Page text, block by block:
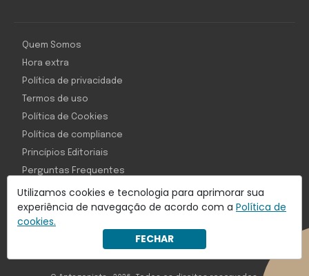
Utilizamos cookies e tecnologia para aprimorar sua
experiência de navegação de acordo com a Política de
cookies.
FECHAR
Com inteligência e tecnologia:
Object1ve - Marketing Solution
Quem Somos
Hora extra
Política de privacidade
Termos de uso
Política de Cookies
Política de compliance
Princípios Editoriais
Perguntas Frequentes